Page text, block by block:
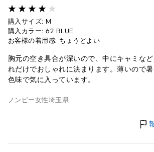
購入サイズ: M
購入カラー: 62 BLUE
お客様の着用感: ちょうどよい
胸元の空き具合が深いので、中にキャミな
れだけでおしゃれに決まります。薄いので
色味で気に入っています。
ノンピー女性埼玉県